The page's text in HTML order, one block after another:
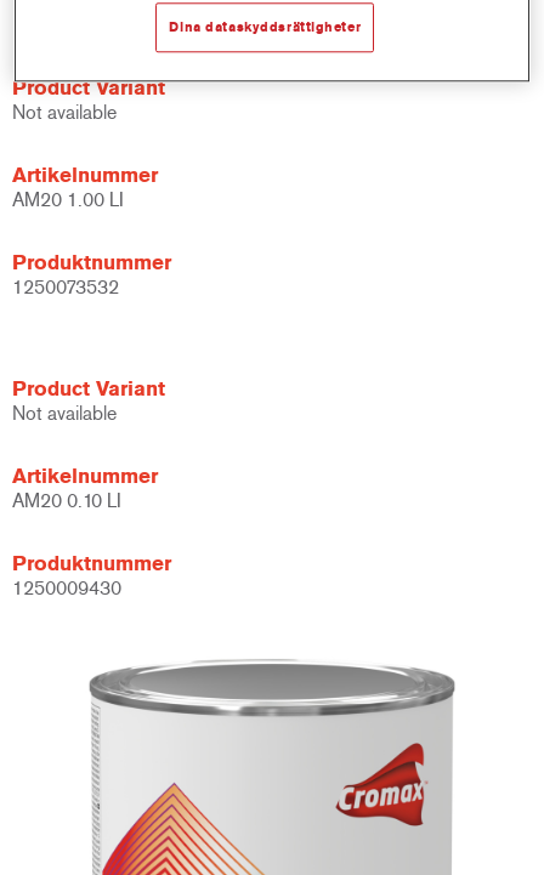
Excellent colour accuracy.
Product Variant
Not available
Artikelnummer
AM20 1.00 LI
Produktnummer
1250073532
Product Variant
Not available
Artikelnummer
AM20 0.10 LI
Produktnummer
1250009430
Dina dataskyddsrättigheter